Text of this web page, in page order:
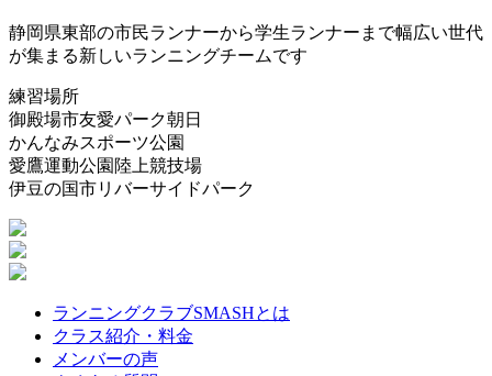
静岡県東部の市民ランナーから学生ランナーまで幅広い世代
が集まる新しいランニングチームです
練習場所
御殿場市友愛パーク朝日
かんなみスポーツ公園
愛鷹運動公園陸上競技場
伊豆の国市リバーサイドパーク
ランニングクラブSMASHとは
クラス紹介・料金
メンバーの声